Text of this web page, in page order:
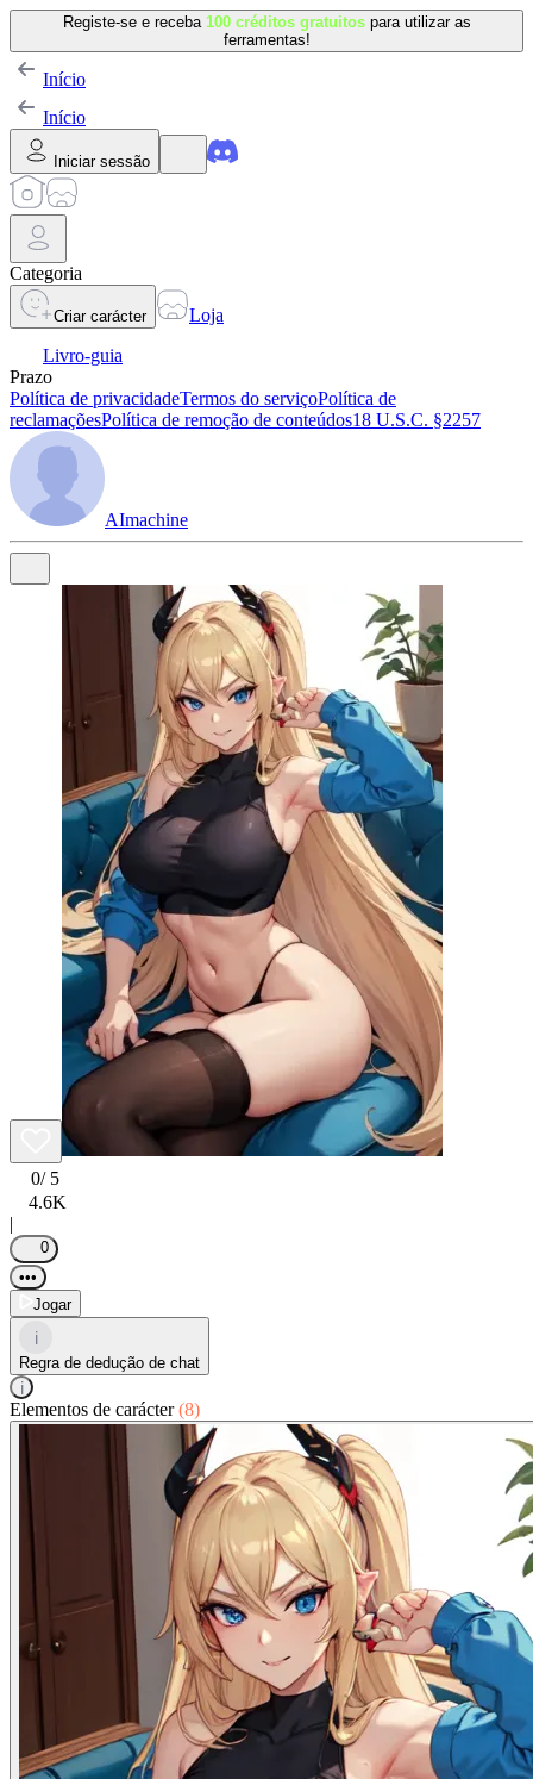
Registe-se e receba 100 créditos gratuitos para utilizar as
ferramentas!
Início
Início
Iniciar sessão
Categoria
Criar carácter
Loja
Livro-guia
Prazo
Política de privacidadeTermos do serviçoPolítica de
reclamaçõesPolítica de remoção de conteúdos18 U.S.C. §2257
AImachine
0/ 5
4.6K
|
0
•••
Jogar
i
Regra de dedução de chat
i
Elementos de carácter(8)